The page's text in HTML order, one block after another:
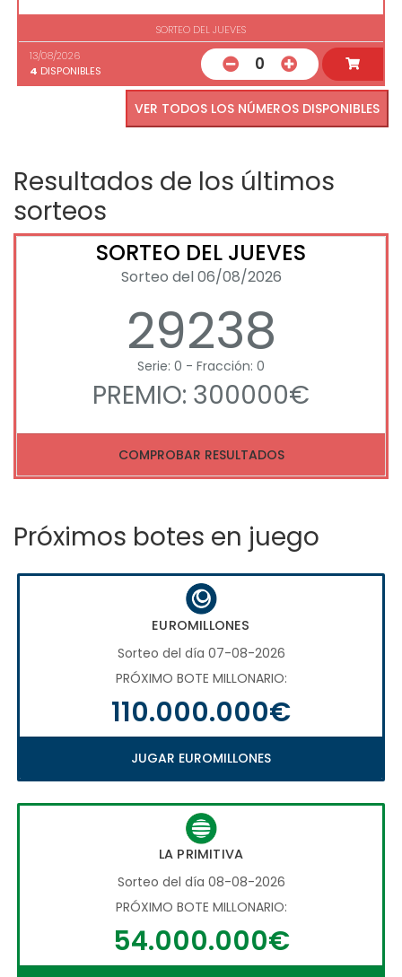
SORTEO DEL JUEVES
13/08/2026
4 DISPONIBLES 0
VER TODOS LOS NÚMEROS DISPONIBLES
Resultados de los últimos
sorteos
SORTEO DEL JUEVES
Sorteo del 06/08/2026
29238
Serie: 0 - Fracción: 0
PREMIO: 300000€
COMPROBAR RESULTADOS
Próximos botes en juego
EUROMILLONES
Sorteo del día 07-08-2026
PRÓXIMO BOTE MILLONARIO:
110.000.000€
JUGAR EUROMILLONES
LA PRIMITIVA
Sorteo del día 08-08-2026
PRÓXIMO BOTE MILLONARIO:
54.000.000€